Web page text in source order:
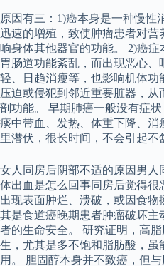
原因有三：1)癌本身是一种慢性
迅速的增殖，致使肿瘤患者对
响身体其他器官的功能。 2)癌
胃肠道功能紊乱，而出现恶心
轻、日趋消瘦等，也影响机体功
压迫或侵犯到邻近重要脏器，
剖功能。 早期肺癌一般没有症
痰中带血、发热、体重下降、
里潜伏，很长时间，不会引起不
女人同房后阴部不适的原因男
体出血是怎么回事同房后觉得很
出现表面肿烂、溃破，或因食
其是食道癌晚期患者肿瘤破坏主
者的生命安全。 研究证明，高
生，尤其是多不饱和脂肪酸，
用。 胆固醇本身并不致癌，但